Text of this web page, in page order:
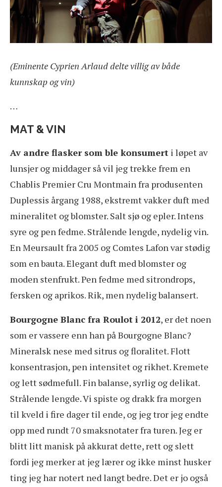
(Eminente Cyprien Arlaud delte villig av både
kunnskap og vin)
…
MAT & VIN
Av andre flasker som ble konsumert i løpet av
lunsjer og middager så vil jeg trekke frem en
Chablis Premier Cru Montmain fra produsenten
Duplessis årgang 1988, ekstremt vakker duft med
mineralitet og blomster. Salt sjø og epler. Intens
syre og pen fedme. Strålende lengde, nydelig vin.
En Meursault fra 2005 og Comtes Lafon var stødig
som en bauta. Elegant duft med blomster og
moden stenfrukt. Pen fedme med sitrondrops,
fersken og aprikos. Rik, men nydelig balansert.
Bourgogne Blanc fra Roulot i 2012, er det noen
som er vassere enn han på Bourgogne Blanc?
Mineralsk nese med sitrus og floralitet. Flott
konsentrasjon, pen intensitet og rikhet. Kremete
og lett sødmefull. Fin balanse, syrlig og delikat.
Strålende lengde. Vi spiste og drakk fra morgen
til kveld i fire dager til ende, og jeg tror jeg endte
opp med rundt 70 smaksnotater fra turen. Jeg er
blitt litt manisk på akkurat dette, rett og slett
fordi jeg merker at jeg lærer og ikke minst husker
ting jeg har notert ned langt bedre. Det er jo også